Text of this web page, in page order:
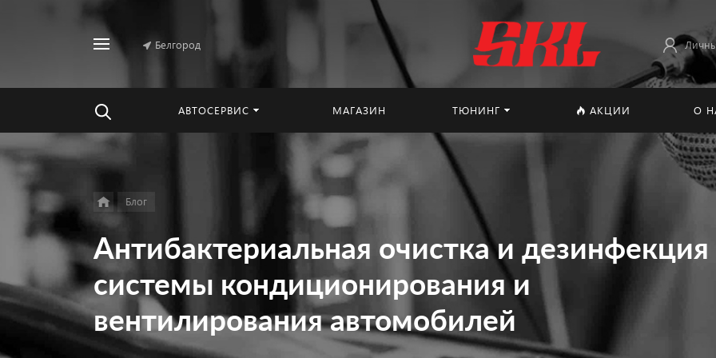
Белгород
АВТОСЕРВИС МАГАЗИН ТЮНИНГ АКЦИИ О
Блог
Антибактериальная очистка и дезинфекция
системы кондиционирования и
вентилирования автомобилей